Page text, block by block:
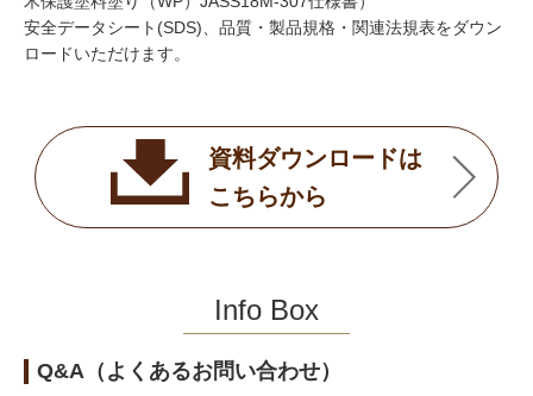
安全データシート(SDS)、品質・製品規格・関連法規表をダウン
ロードいただけます。
資料ダウンロードは
こちらから
Info Box
Q&A（よくあるお問い合わせ）